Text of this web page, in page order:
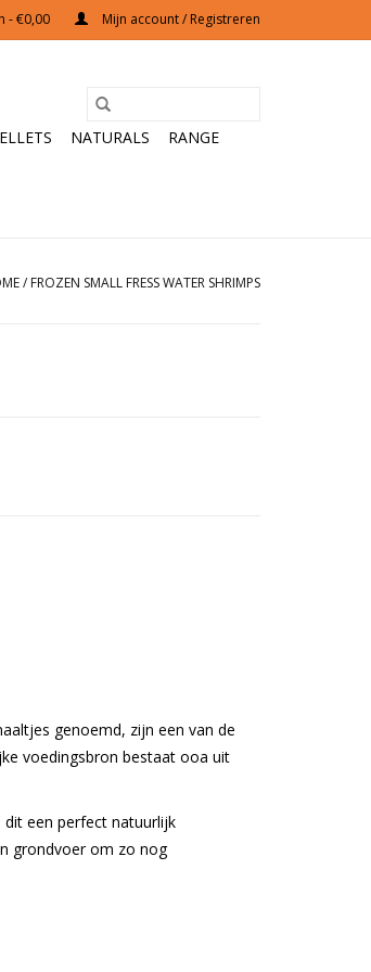
- €0,00 Mijn account / Registreren
NATURALS
RANGE
/ FROZEN SMALL FRESS WATER SHRIMPS
genoemd, zijn een van de
voedingsbron bestaat ooa uit
een perfect natuurlijk
grondvoer om zo nog